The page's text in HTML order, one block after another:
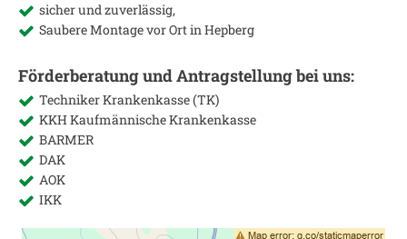
sicher und zuverlässig,
Saubere Montage vor Ort inHepberg
Förderberatung und Antragstellung bei uns:
Techniker Krankenkasse (TK)
KKH Kaufmännische Krankenkasse
BARMER
DAK
AOK
IKK